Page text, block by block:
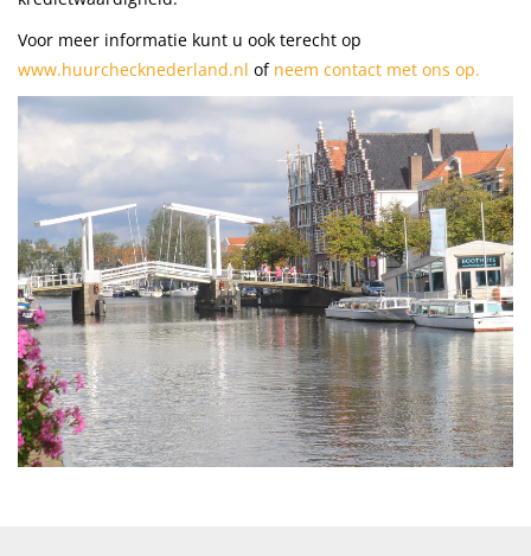
Voor meer informatie kunt u ook terecht op
www.huurchecknederland.nl of neem contact met ons op.